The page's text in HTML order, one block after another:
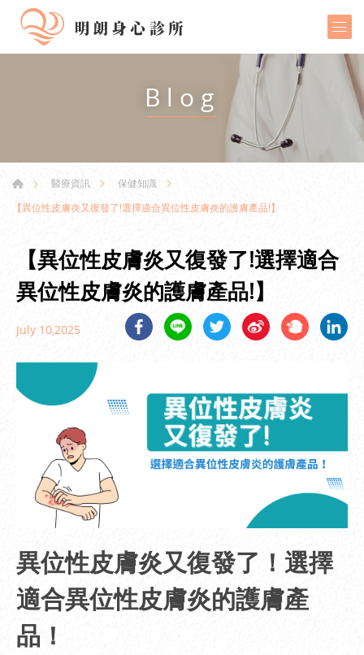
Blog
醫療資訊
保健知識
【異位性皮膚炎又復發了!選擇適合異位性皮膚炎的護膚產品!】
【異位性皮膚炎又復發了!選擇適合
異位性皮膚炎的護膚產品!】
July 10,2025
異位性皮膚炎又復發了！選擇
適合異位性皮膚炎的護膚產
品！